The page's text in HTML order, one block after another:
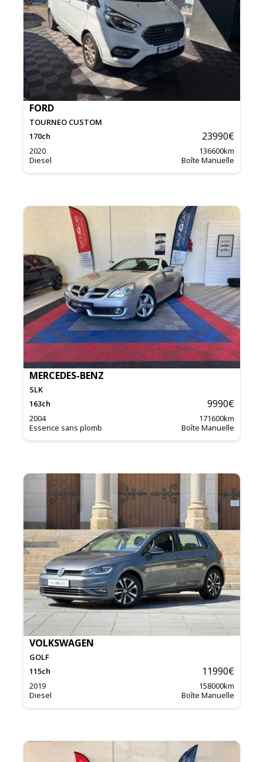
FORD
TOURNEO CUSTOM
170ch 23990€
2020 136600km
Diesel
Boîte Manuelle
MERCEDES-BENZ
SLK
163ch 9990€
2004 171600km
Essence sans plomb
Boîte Manuelle
VOLKSWAGEN
GOLF
115ch 11990€
2019 158000km
Diesel
Boîte Manuelle